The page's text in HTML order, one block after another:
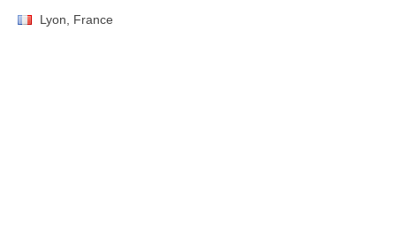
Lyon, France